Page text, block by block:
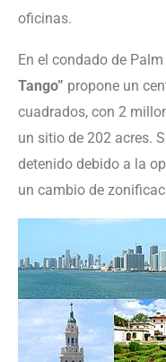
oficinas.
En el condado de
Tango” propone un
cuadrados, con 2
un sitio de 202 acres.
detenido debido a la
un cambio de